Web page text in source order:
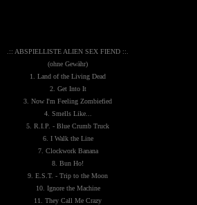
.:: ABSPIELLISTE ALIEN SEX FIEND ::.
(ohne Gewähr)
1. Land of the Living Dead
2. Get Into It
3. Now I'm Feeling Zombiefied
4. Smells Like...
5. R.I.P. - Blue Crumb Truck
6. I Walk the Line
7. Clockwork Banana
8. Bun Ho!
9. E.S.T. - Trip to the Moon
10. Ignore the Machine
11. They Call Me Crazy